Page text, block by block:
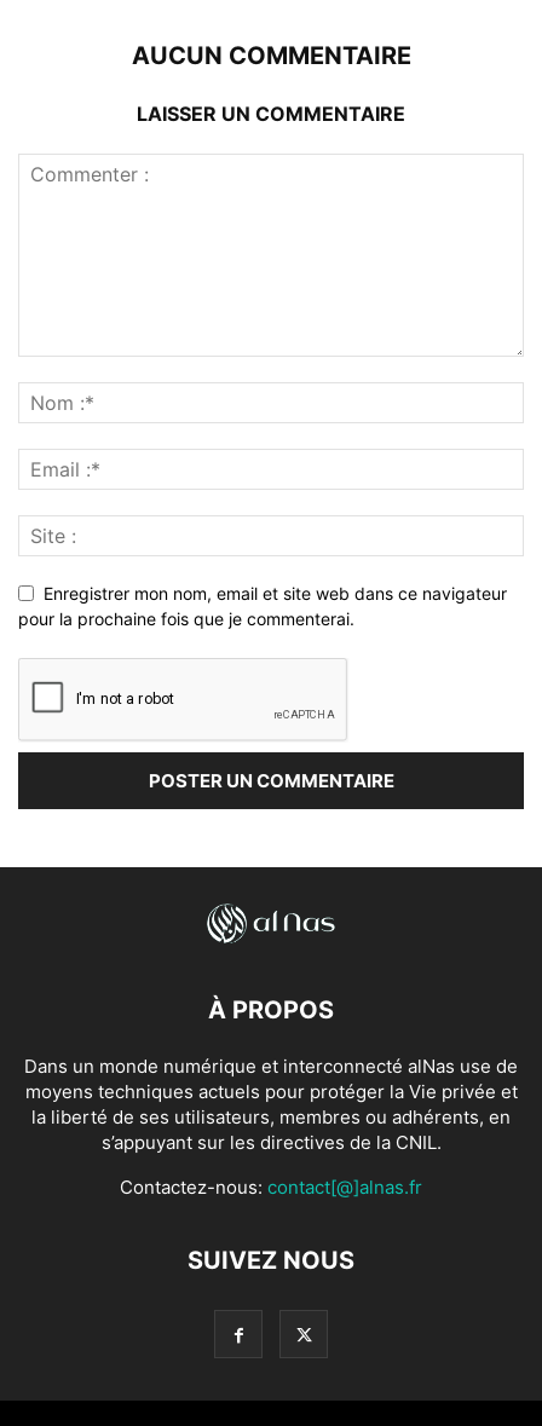
AUCUN COMMENTAIRE
LAISSER UN COMMENTAIRE
Enregistrer mon nom, email et site web dans ce navigateur
pour la prochaine fois que je commenterai.
À PROPOS
Dans un monde numérique et interconnecté alNas use de
moyens techniques actuels pour protéger la Vie privée et
la liberté de ses utilisateurs, membres ou adhérents, en
s’appuyant sur les directives de la CNIL.
Contactez-nous: contact[@]alnas.fr
SUIVEZ NOUS